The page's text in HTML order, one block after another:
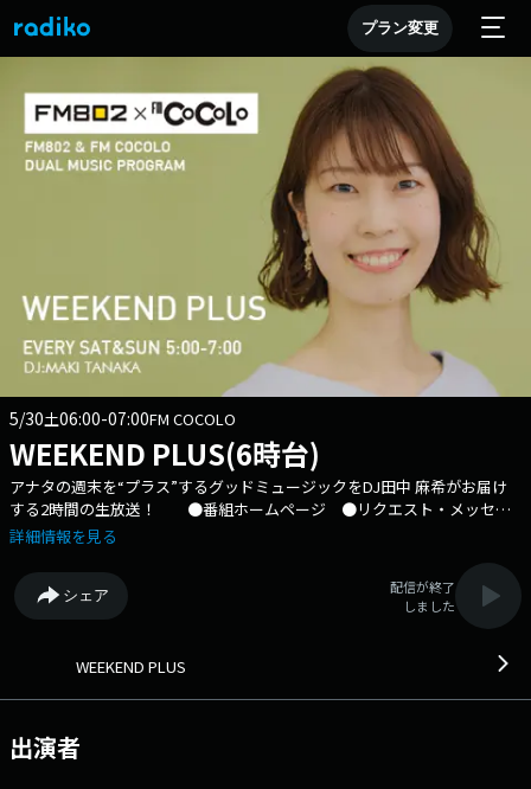
プラン変更
5/30土06:00-07:00FM COCOLO
WEEKEND PLUS(6時台)
アナタの週末を“プラス”するグッドミュージックをDJ田中 麻希がお届け
する2時間の生放送！ ●番組ホームページ ●リクエスト・メッセー
ジ ●facebookページ ●twitterハッシュタグ「#fmcocolo765」
詳細情報を見る
シェア
配信が終了
しました
WEEKEND PLUS
出演者